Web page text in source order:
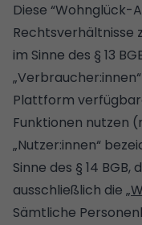
Diese “Wohnglück-
Rechtsverhältnisse
im Sinne des § 13
Plattform
Funktionen nutzen
„Nutzer:innen“
Sinne des § 14
ausschließlich die „
Sämtliche